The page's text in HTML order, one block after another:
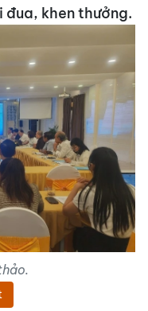
khen thưởng.